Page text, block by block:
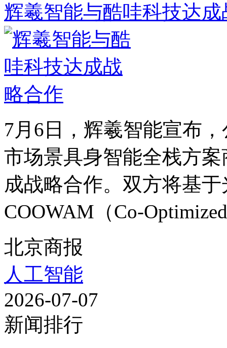
辉羲智能与酷哇科技达
7月6日，辉羲智能宣布
市场景具身智能全栈方
成战略合作。双方将基
COOWAM（Co-
北京商报
人工智能
2026-07-07
新闻排行